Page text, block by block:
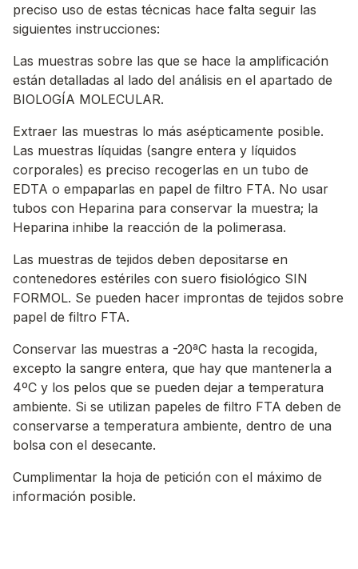
preciso uso de estas técnicas hace falta seguir las
siguientes instrucciones:
Las muestras sobre las que se hace la amplificación
están detalladas al lado del análisis en el apartado de
BIOLOGÍA MOLECULAR.
Extraer las muestras lo más asépticamente posible.
Las muestras líquidas (sangre entera y líquidos
corporales) es preciso recogerlas en un tubo de
EDTA o empaparlas en papel de filtro FTA. No usar
tubos con Heparina para conservar la muestra; la
Heparina inhibe la reacción de la polimerasa.
Las muestras de tejidos deben depositarse en
contenedores estériles con suero fisiológico SIN
FORMOL. Se pueden hacer improntas de tejidos sobre
papel de filtro FTA.
Conservar las muestras a -20ªC hasta la recogida,
excepto la sangre entera, que hay que mantenerla a
4ºC y los pelos que se pueden dejar a temperatura
ambiente. Si se utilizan papeles de filtro FTA deben de
conservarse a temperatura ambiente, dentro de una
bolsa con el desecante.
Cumplimentar la hoja de petición con el máximo de
información posible.